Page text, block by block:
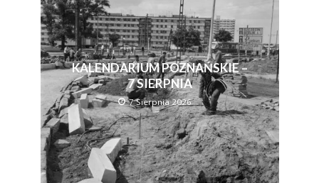
KALENDARIUM POZNAŃSKIE –
7 SIERPNIA
7 Sierpnia 2026